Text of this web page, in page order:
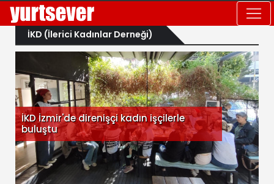
İKD (İlerici Kadınlar Derneği)
İKD İzmir'de direnişçi kadın işçilerle
buluştu